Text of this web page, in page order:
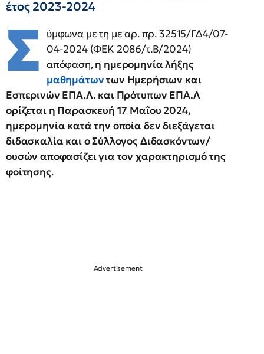
έτος 2023-2024
Σ
ύμφωνα με τη με αρ. πρ. 32515/ΓΔ4/07-
04-2024 (ΦΕΚ 2086/τ.Β/2024)
απόφαση,η ημερομηνία λήξης
μαθημάτωντων Ημερήσιων και
Εσπερινών ΕΠΑ.Λ. και Πρότυπων ΕΠΑ.Λ
ορίζεται η Παρασκευή 17 Μαΐου 2024,
ημερομηνία κατά την οποία δεν διεξάγεται
διδασκαλία και ο Σύλλογος Διδασκόντων/
ουσών αποφασίζει για τον χαρακτηρισμό της
φοίτησης.